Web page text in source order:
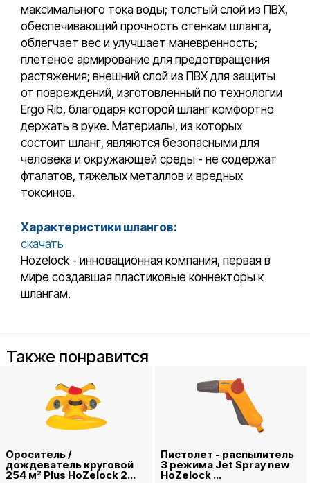
максимального тока воды; толстый слой из ПВХ,
обеспечивающий прочность стенкам шланга,
облегчает вес и улучшает маневренность;
плетеное армирование для предотвращения
растяжения; внешний слой из ПВХ для защиты
от повреждений, изготовленный по технологии
Ergo Rib, благодаря которой шланг комфортно
держать в руке. Материалы, из которых
состоит шланг, являются безопасными для
человека и окружающей среды - не содержат
фталатов, тяжелых металлов и вредных
токсинов.
Характеристики шлангов:
скачать
Hozelock - инновационная компания, первая в
мире создавшая пластиковые коннекторы к
шлангам.
Также понравится
Ороситель /
дождеватель круговой
254 м² Plus HoZelock 2...
Пистолет - распылитель
3 режима Jet Spray new
HoZelock ...